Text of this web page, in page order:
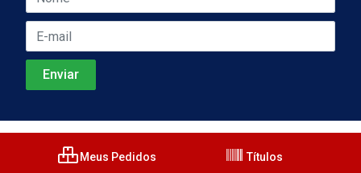
Meus Pedidos Títulos